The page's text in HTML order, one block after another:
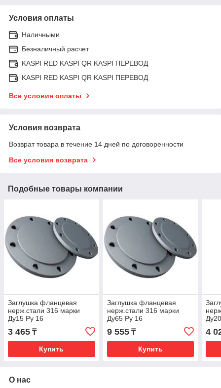
Условия оплаты
Наличными
Безналичный расчет
KASPI RED KASPI QR KASPI ПЕРЕВОД
KASPI RED KASPI QR KASPI ПЕРЕВОД
Все условия оплаты
Условия возврата
Возврат товара в течение 14 дней по договоренности
Все условия возврата
Подобные товары компании
Заглушка фланцевая
нерж.стали 316 марки
Ду15 Ру 16
3 465 ₸
Купить
Заглушка фланцевая
нерж.стали 316 марки
Ду65 Ру 16
9 555₸
Купить
4
О нас